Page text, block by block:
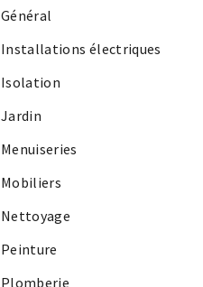
Général
Installations électriques
Isolation
Jardin
Menuiseries
Mobiliers
Nettoyage
Peinture
Plomberie